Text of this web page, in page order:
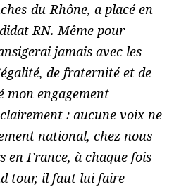
du-Rhône, a placé en
RN. Même pour
jamais avec les
de fraternité et de
mon engagement
: aucune voix ne
national, chez nous
en France, à chaque fois
tour, il faut lui faire